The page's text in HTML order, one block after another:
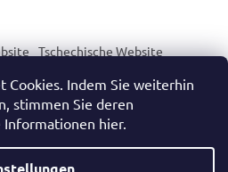
Cookies. Indem Sie weiterhin
stimmen Sie deren
hier.
Tschechische Website